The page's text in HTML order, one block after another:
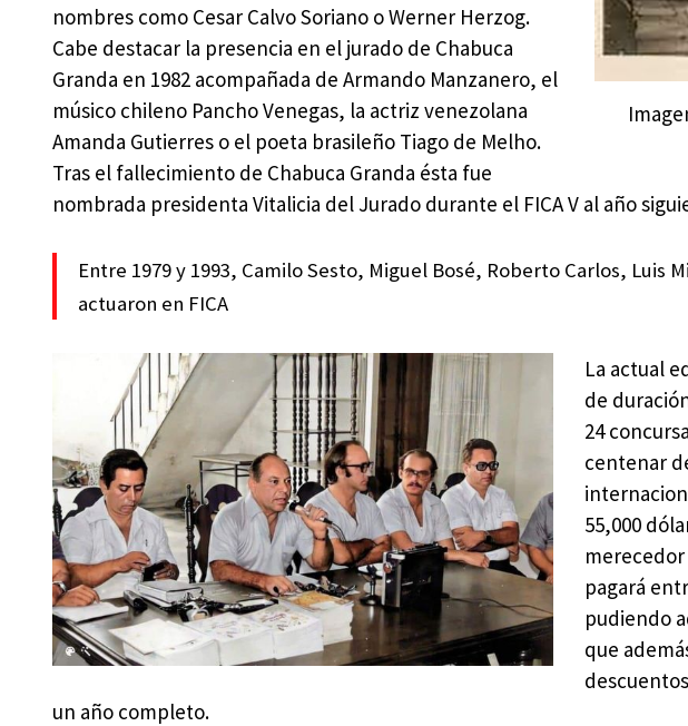
nombres como Cesar Calvo Soriano o Werner Herzog.
Cabe destacar la presencia en el jurado de Chabuca
Granda en 1982 acompañada de Armando Manzanero, el
músico chileno Pancho Venegas, la actriz venezolana
Amanda Gutierres o el poeta brasileño Tiago de Melho.
Tras el fallecimiento de Chabuca Granda ésta fue
nombrada presidenta Vitalicia del Jurado durante el FICA V al año
Entre 1979 y 1993, Camilo Sesto, Miguel Bosé, Roberto Carlos, Luis
actuaron en FICA
La actual
de
24
centenar
55,000
pagará
pudiendo
que
un año completo.